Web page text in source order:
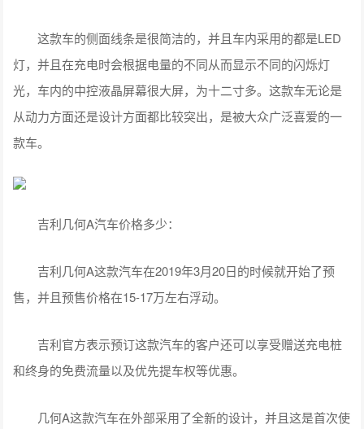
这款车的侧面线条是很简洁的，并且车内采用的都是LED
灯，并且在充电时会根据电量的不同从而显示不同的闪烁灯
光，车内的中控液晶屏幕很大屏，为十二寸多。这款车无论是
从动力方面还是设计方面都比较突出，是被大众广泛喜爱的一
款车。
吉利几何A汽车价格多少：
吉利几何A这款汽车在2019年3月20日的时候就开始了预
售，并且预售价格在15-17万左右浮动。
吉利官方表示预订这款汽车的客户还可以享受赠送充电桩
和终身的免费流量以及优先提车权等优惠。
几何A这款汽车在外部采用了全新的设计，并且这是首次使